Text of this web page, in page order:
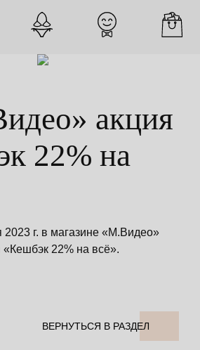
акция
22% на
г. в магазине «М.Видео»
«Кешбэк 22% на всё».
ВЕРНУТЬСЯ В РАЗДЕЛ